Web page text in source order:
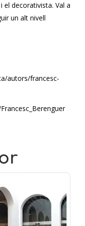
el decorativista. Val a
un alt nivell
autors/francesc-